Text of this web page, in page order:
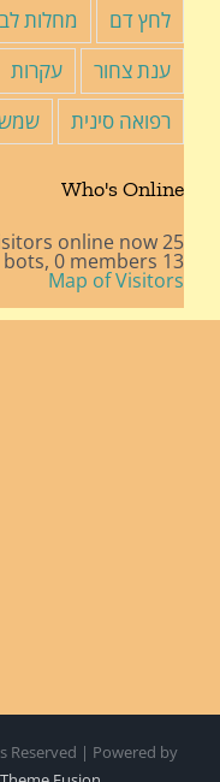
לחץ דם
מחלות לב
ענת צחור
עקרות
רפואה סינית
Who's Online
25 visitors online now
13 guests,
bots, 0 members
Map of Visitors
Reserved | Powered by